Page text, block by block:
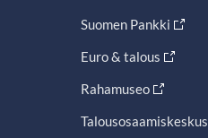
Suomen Pankki
Euro & talous
Rahamuseo
Talousosaamiskeskus